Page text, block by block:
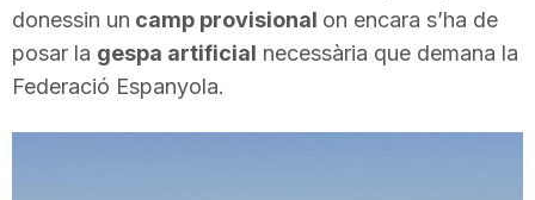
t
a
donessin un camp provisional on encara s’ha de
posar la gespa artificial necessària que demana la
Federació Espanyola.